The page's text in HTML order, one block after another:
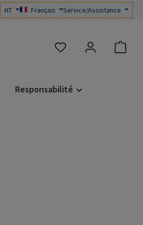
HT Français Service/Assistance
Vous avez 0 articles
Responsabilité